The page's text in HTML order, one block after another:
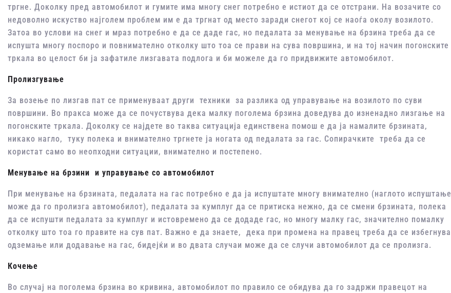
тргне. Доколку пред автомобилот и гумите има многу снег потребно е истиот да се отстрани. На возачите со
недоволно искуство најголем проблем им е да тргнат од место заради снегот кој се наоѓа околу возилото.
Затоа во услови на снег и мраз потребно е да се даде гас, но педалата за менување на брзина треба да се
испушта многу поспоро и повнимателно отколку што тоа се прави на сува површина, и на тој начин погонските
тркала во целост би ја зафатиле лизгавата подлога и би можеле да го придвижите автомобилот.
Пролизгување
За возење по лизгав пат се применуваат други техники за разлика од управување на возилото по суви
површини. Во пракса може да се почуствува дека малку поголема брзина доведува до изненадно лизгање на
погонските тркала. Доколку се најдете во таква ситуација единствена помош е да ја намалите брзината,
никако нагло, туку полека и внимателно тргнете ја ногата од педалата за гас. Сопирачките треба да се
користат само во неопходни ситуации, внимателно и постепено.
Менување на брзини и управување со автомобилот
При менување на брзината, педалата на гас потребно е да ја испуштате многу внимателно (наглото испуштање
може да го пролизга автомобилот), педалата за кумплуг да се притиска нежно, да се смени брзината, полека
да се испушти педалата за кумплуг и истовремено да се додаде гас, но многу малку гас, значително помалку
отколку што тоа го правите на сув пат. Важно е да знаете, дека при промена на правец треба да се избегнува
одземање или додавање на гас, бидејќи и во двата случаи може да се случи автомобилот да се пролизга.
Кочење
Во случај на поголема брзина во кривина, автомобилот по правило се обидува да го задржи правецот на